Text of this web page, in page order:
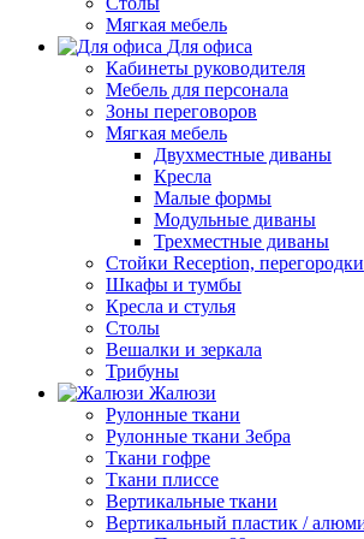
Мягкая мебель
Для офиса
Кабинеты руководителя
Мебель для персонала
Зоны переговоров
Мягкая мебель
Двухместные диваны
Кресла
Малые формы
Модульные диваны
Трехместные диваны
Стойки Reception, перегородки
Шкафы и тумбы
Кресла и стулья
Столы
Вешалки и зеркала
Трибуны
Жалюзи
Рулонные ткани
Рулонные ткани Зебра
Ткани гофре
Ткани плиссе
Вертикальные ткани
Вертикальный пластик /